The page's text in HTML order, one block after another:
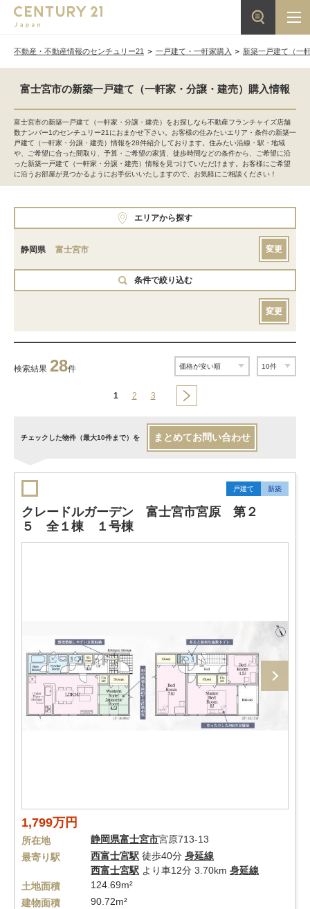
不動産・不動産情報のセンチュリー21 一戸建て・一軒家購入 新築一戸建て（一
富士宮市の新築一戸建て（一軒家・分譲・建売）購入情報
富士宮市の新築一戸建て（一軒家・分譲・建売）をお探しなら不動産フランチャイズ店舗
数ナンバー1のセンチュリー21におまかせ下さい。お客様の住みたいエリア・条件の新築一
戸建て（一軒家・分譲・建売）情報を28件紹介しております。住みたい沿線・駅・地域
や、ご希望に合った間取り、予算・ご希望の家賃、徒歩時間などの条件から、ご希望に沿
った新築一戸建て（一軒家・分譲・建売）情報を見つけていただけます。お客様にご希望
に沿うお部屋が見つかるようにお手伝いいたしますので、お気軽にご相談ください！
エリアから探す
静岡県 富士宮市 変更
条件で絞り込む
変更
検索結果 28件
1 2 3
チェックした物件（最大10件まで）を まとめてお問い合わせ
戸建て 新築
クレードルガーデン 富士宮市宮原 第２
５ 全１棟 １号棟
1,799万円
所在地 静岡県富士宮市宮原713-13
最寄り駅
西富士宮駅 徒歩40分 身延線
西富士宮駅 より車12分 3.70km 身延線
土地面積
124.69m²
建物面積
90.72m²